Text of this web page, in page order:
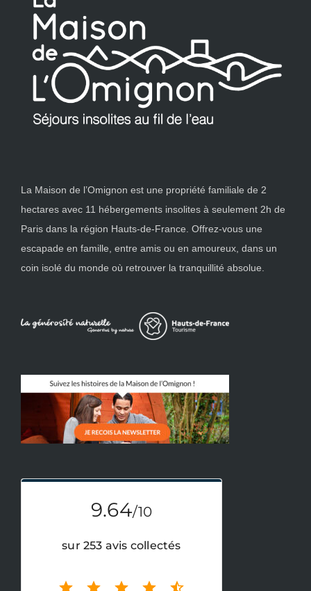
La Maison de l’Omignon est une propriété familiale de 2
hectares avec 11 hébergements insolites à seulement 2h de
Paris dans la région Hauts-de-France. Offrez-vous une
escapade en famille, entre amis ou en amoureux, dans un
coin isolé du monde où retrouver la tranquillité absolue.